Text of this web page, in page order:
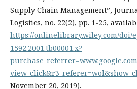
Supply Chain Management”,
Logistics, no. 22(2), pp. 1-25,
https://onlinelibrary.wiley.com/doi/
1592.2001.tb00001.x?
November 20, 2019).